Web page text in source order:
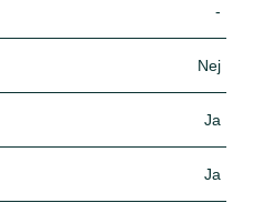
-
Nej
Ja
Ja